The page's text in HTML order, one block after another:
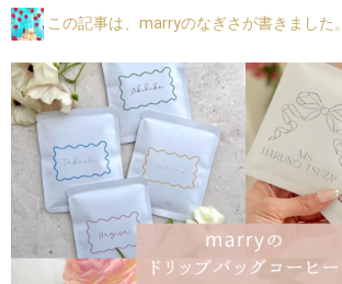
この記事は、marryのなぎさが書きました。